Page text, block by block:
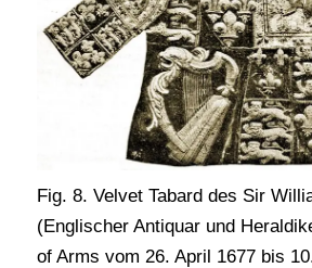
Fig. 8. Velvet Tabard des Sir
(Englischer Antiquar und
of Arms vom 26. April 1677 bis